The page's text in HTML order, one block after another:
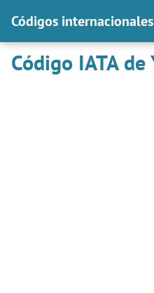
Códigos internacionales
Código IATA